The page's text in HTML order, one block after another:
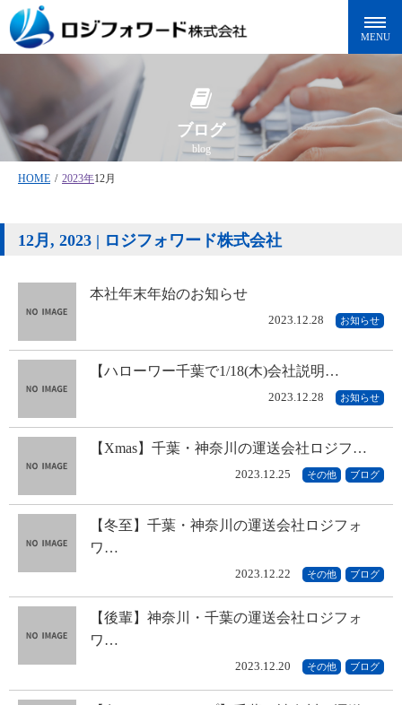
ブログ
blog
HOME / 2023年12月
12月, 2023 | ロジフォワード株式会社
本社年末年始のお知らせ
2023.12.28 お知らせ
【ハローワー千葉で1/18(木)会社説明…
2023.12.28 お知らせ
【Xmas】千葉・神奈川の運送会社ロジフ…
2023.12.25 その他 ブログ
【冬至】千葉・神奈川の運送会社ロジフォ
ワ…
2023.12.22 その他 ブログ
【後輩】神奈川・千葉の運送会社ロジフォ
ワ…
2023.12.20 その他 ブログ